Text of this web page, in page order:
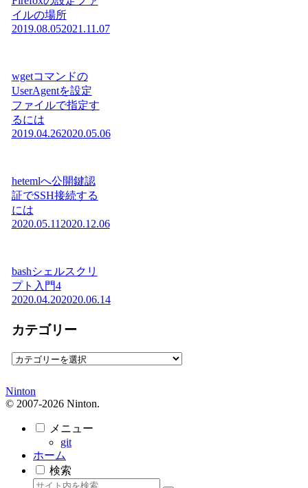
イルの場所
2019.08.052021.11.07
wgetコマンドの
UserAgentを設定
ファイルで指定す
るには
2019.04.262020.05.06
hetemlへ公開鍵認
証でSSH接続する
には
2020.05.11 2020.12.06
bashシェルスクリ
プト入門4
2020.04.202020.06.14
カテゴリー
カ
ゴ
リ
Ninton
© 2007-2026 Ninton.
メニュー
git
ホーム
検索